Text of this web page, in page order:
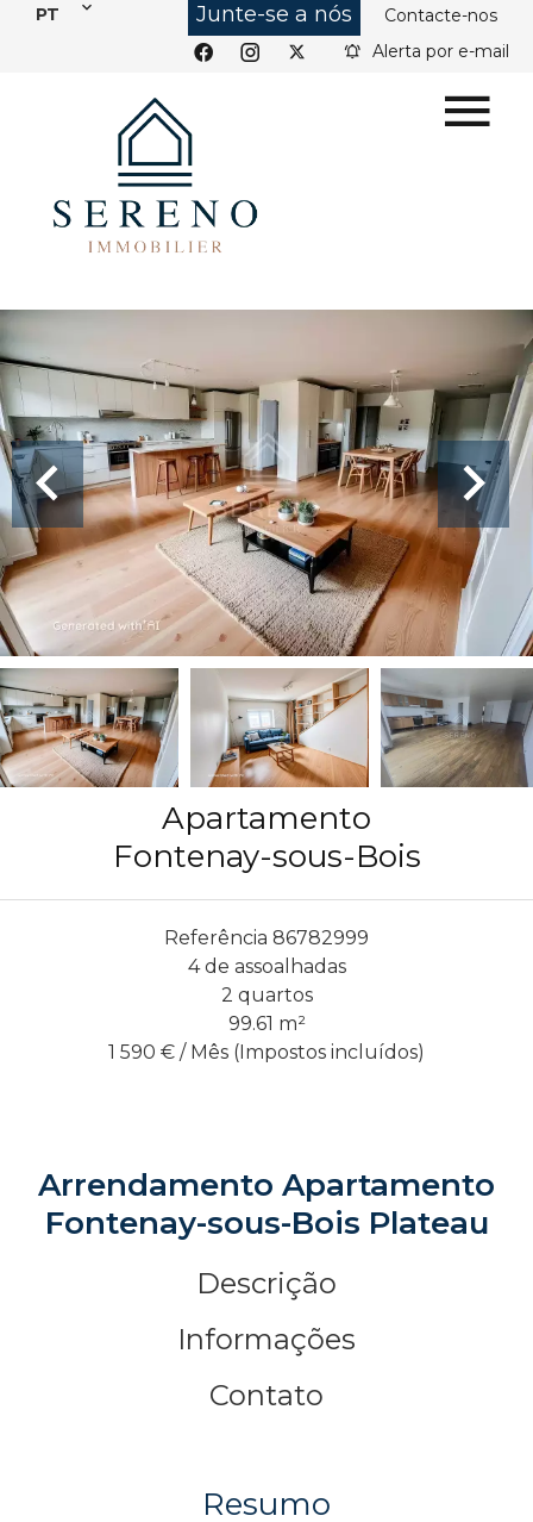
PT Junte-se a nós
Contacte-nos
Alerta por e-mail
Apartamento
Fontenay-sous-Bois
Referência 86782999
4 de assoalhadas
2 quartos
99.61 m²
1 590 € / Mês (Impostos incluídos)
Arrendamento Apartamento
Fontenay-sous-Bois Plateau
Descrição
Informações
Contato
Resumo